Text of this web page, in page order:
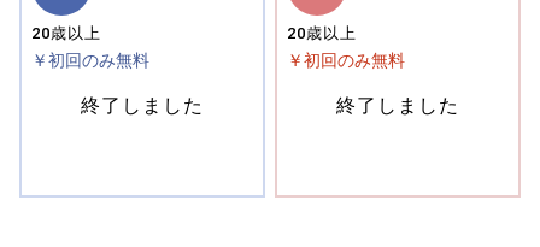
20歳以上
￥初回のみ無料
終了しました
20歳以上
￥初回のみ無料
終了しました